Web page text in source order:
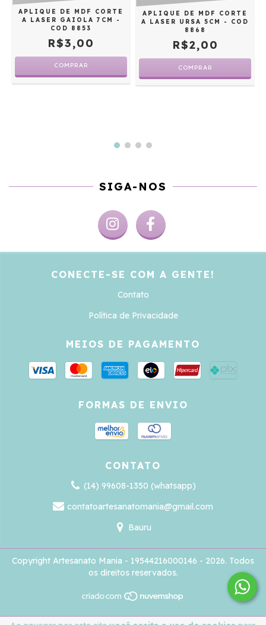
APLIQUE DE MDF CORTE
A LASER GAIOLA 7CM -
COD 8853
R$3,00
APLIQUE DE MDF CORTE
A LASER URSA 5CM - COD
8868
R$2,00
SIGA-NOS
CONECTE-SE COM A GENTE!
Contato
Política de Privacidade
MEIOS DE PAGAMENTO
FORMAS DE ENVIO
CONTATO
(14) 99608-1350 (whatsapp)
contatoartesanatomania@gmail.com
Bauru
Copyright Artesanato Mania - 19544216000146 - 2026. Todos
os direitos reservados.